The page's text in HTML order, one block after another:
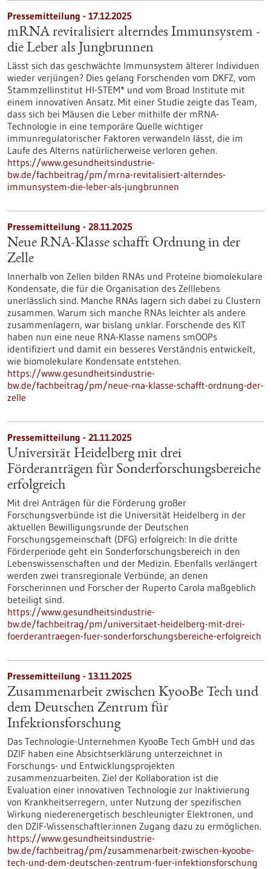
Pressemitteilung - 17.12.2025
mRNA revitalisiert alterndes Immunsystem -
die Leber als Jungbrunnen
Lässt sich das geschwächte Immunsystem älterer Individuen
wieder verjüngen? Dies gelang Forschenden vom DKFZ, vom
Stammzellinstitut HI-STEM* und vom Broad Institute mit
einem innovativen Ansatz. Mit einer Studie zeigte das Team,
dass sich bei Mäusen die Leber mithilfe der mRNA-
Technologie in eine temporäre Quelle wichtiger
immunregulatorischer Faktoren verwandeln lässt, die im
Laufe des Alterns natürlicherweise verloren gehen.
https://www.gesundheitsindustrie-
bw.de/fachbeitrag/pm/mrna-revitalisiert-alterndes-
immunsystem-die-leber-als-jungbrunnen
Pressemitteilung - 28.11.2025
Neue RNA-Klasse schafft Ordnung in der
Zelle
Innerhalb von Zellen bilden RNAs und Proteine biomolekulare
Kondensate, die für die Organisation des Zelllebens
unerlässlich sind. Manche RNAs lagern sich dabei zu Clustern
zusammen. Warum sich manche RNAs leichter als andere
zusammenlagern, war bislang unklar. Forschende des KIT
haben nun eine neue RNA-Klasse namens smOOPs
identifiziert und damit ein besseres Verständnis entwickelt,
wie biomolekulare Kondensate entstehen.
https://www.gesundheitsindustrie-
bw.de/fachbeitrag/pm/neue-rna-klasse-schafft-ordnung-der-
zelle
Pressemitteilung - 21.11.2025
Universität Heidelberg mit drei
Förderanträgen für Sonderforschungsbereiche
erfolgreich
Mit drei Anträgen für die Förderung großer
Forschungsverbünde ist die Universität Heidelberg in der
aktuellen Bewilligungsrunde der Deutschen
Forschungsgemeinschaft (DFG) erfolgreich: In die dritte
Förderperiode geht ein Sonderforschungsbereich in den
Lebenswissenschaften und der Medizin. Ebenfalls verlängert
werden zwei transregionale Verbünde, an denen
Forscherinnen und Forscher der Ruperto Carola maßgeblich
beteiligt sind.
https://www.gesundheitsindustrie-
bw.de/fachbeitrag/pm/universitaet-heidelberg-mit-drei-
foerderantraegen-fuer-sonderforschungsbereiche-erfolgreich
Pressemitteilung - 13.11.2025
Zusammenarbeit zwischen KyooBe Tech und
dem Deutschen Zentrum für
Infektionsforschung
Das Technologie-Unternehmen KyooBe Tech GmbH und das
DZIF haben eine Absichtserklärung unterzeichnet in
Forschungs- und Entwicklungsprojekten
zusammenzuarbeiten. Ziel der Kollaboration ist die
Evaluation einer innovativen Technologie zur Inaktivierung
von Krankheitserregern, unter Nutzung der spezifischen
Wirkung niederenergetisch beschleunigter Elektronen, und
den DZIF-Wissenschaftler:innen Zugang dazu zu ermöglichen.
https://www.gesundheitsindustrie-
bw.de/fachbeitrag/pm/zusammenarbeit-zwischen-kyoobe-
tech-und-dem-deutschen-zentrum-fuer-infektionsforschung